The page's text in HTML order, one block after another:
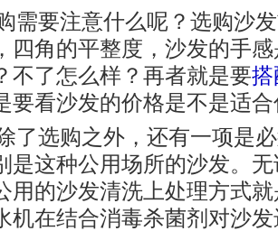
需要注意什么呢？选购沙
四角的平整度，沙发的手
不了怎么样？再者就是要搭
要看沙发的价格是不是适
了选购之外，还有一项是
是这种公用场所的沙发。
用的沙发清洗上处理方式
机在结合消毒杀菌剂对沙